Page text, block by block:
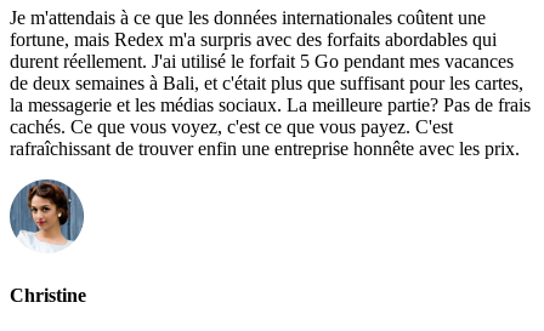
Je m'attendais à ce que les données internationales coûtent une
fortune, mais Redex m'a surpris avec des forfaits abordables qui
durent réellement. J'ai utilisé le forfait 5 Go pendant mes vacances
de deux semaines à Bali, et c'était plus que suffisant pour les cartes,
la messagerie et les médias sociaux. La meilleure partie? Pas de frais
cachés. Ce que vous voyez, c'est ce que vous payez. C'est
rafraîchissant de trouver enfin une entreprise honnête avec les prix.
Christine